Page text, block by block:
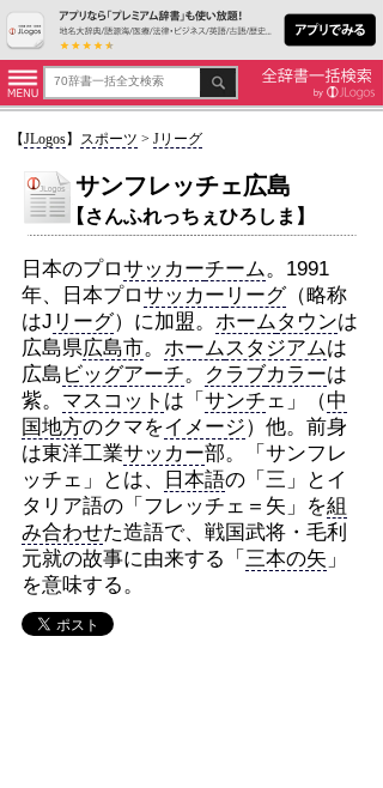
【JLogos】 スポーツ > Jリーグ
サンフレッチェ広島
【さんふれっちぇひろしま】
日本のプロサッカーチーム。1991
年、日本プロサッカー リーグ（略称
はJ リーグ）に加盟。 ホームタウンは
広島県広島市。 ホームスタジアムは
広島 ビッグアーチ。 クラブカラーは
紫。 マスコット は「 サンチェ」（中
国地方のクマをイメージ）他。前身
は東洋工業サッカー部。「サンフレ
ッチェ」とは、
日本語の「三」とイ
タリア語の「フレッチェ＝矢」を組
み合わせた造語で、戦国武将・毛利
元就の故事に由来する「 三本の矢 」
を意味する。